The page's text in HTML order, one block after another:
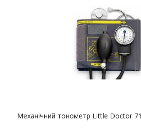
Механічний тонометр Little Doctor 71